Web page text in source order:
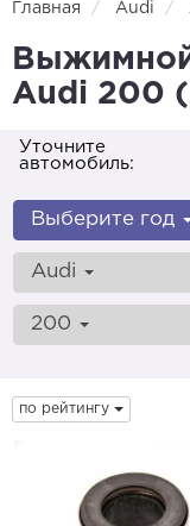
Главная Audi
Audi 200
Уточните
автомобиль:
Выберите год
Audi
200
по рейтингу